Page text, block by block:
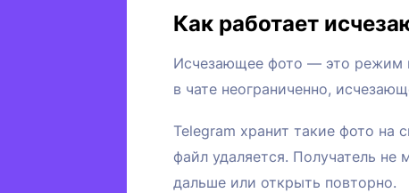
Как работает
Исчезающее фото — это режим
в чате неограниченно,
Telegram хранит такие фото на
файл удаляется. Получатель не
дальше или открыть повторно.